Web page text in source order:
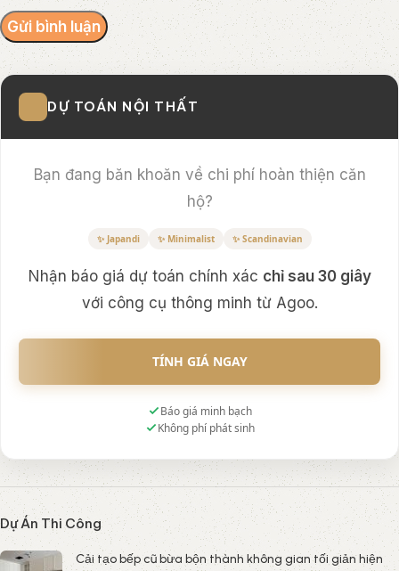
DỰ TOÁN NỘI THẤT
Bạn đang băn khoăn về chi phí hoàn thiện căn
hộ?
✨ Japandi ✨ Minimalist ✨ Scandinavian
Nhận báo giá dự toán chính xác chỉ sau 30 giây
với công cụ thông minh từ Agoo.
TÍNH GIÁ NGAY
Báo giá minh bạch
Không phí phát sinh
Dự Án Thi Công
Cải tạo bếp cũ bừa bộn thành không gian tối giản hiện